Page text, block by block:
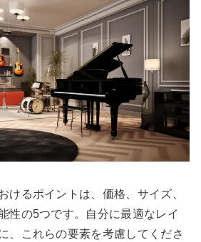
けるポイントは、価格、サイズ、
性の5つです。自分に最適なレイ
、これらの要素を考慮してくださ